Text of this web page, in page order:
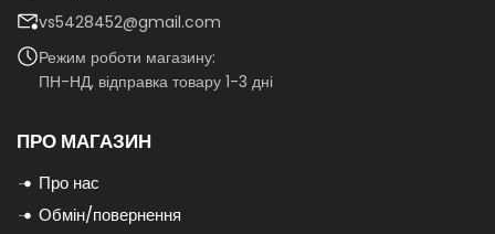
vs5428452@gmail.com
Режим роботи магазину:
ПН-НД, відправка товару 1-3 дні
ПРО МАГАЗИН
Про нас
Обмін/повернення